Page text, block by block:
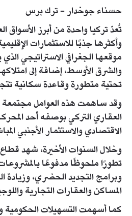
حسناء جوخدار - ترك برس
تُعدّ تركيا واحدة من أبرز الأسواق
وأكثرها جذبًا للاستثمارات
موقعها الجغرافي الاستراتيجي
والشرق الأوسط، إضافة إلى
تحتية متطورة وقاعدة سكانية تتجاوز 85
وقد ساهمت هذه العوامل مجتمعة
العقاري التركي بوصفه أحد
الاقتصادي والاستثمار الأجنبي
وخلال السنوات الأخيرة، شهد قطاع
تطورًا ملحوظًا مدفوعًا بالمشروعات
وبرامج التجديد الحضري، وزيادة
المساكن والعقارات التجارية
كما أسهمت التسهيلات الحكومية